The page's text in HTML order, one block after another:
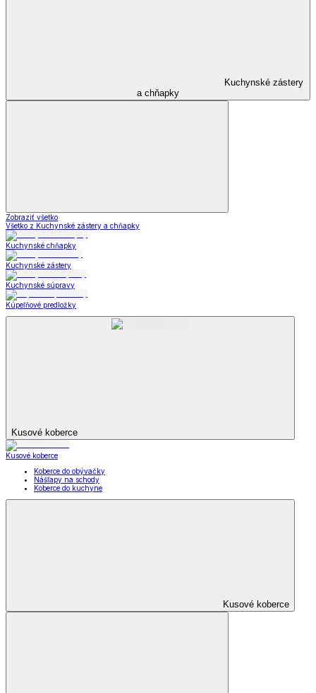
Kuchynské zástery
a chňapky
Zobraziť všetko
Všetko z Kuchynské zástery a chňapky
Kuchynské chňapky
Kuchynské zástery
Kuchynské súpravy
Kúpeľňové predložky
Kusové koberce
Kusové koberce
Koberce do obývačky
Nášľapy na schody
Koberce do kuchyne
Kusové koberce